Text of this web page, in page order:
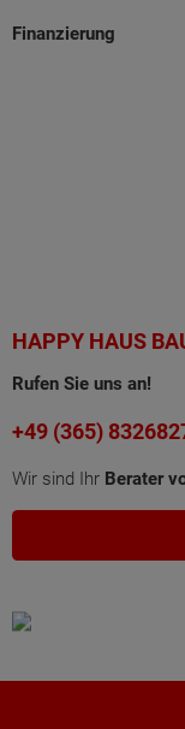
Finanzierung
HAPPY HAUS
Rufen Sie uns an!
+49 (365)
Wir sind Ihr Berater